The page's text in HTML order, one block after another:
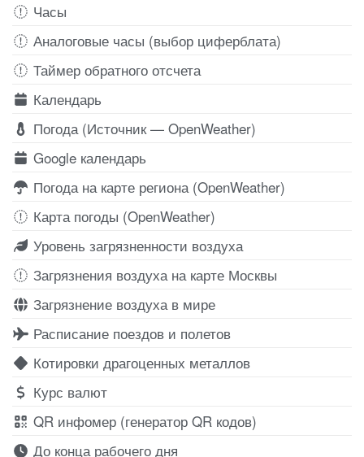
Часы
Аналоговые часы (выбор циферблата)
Таймер обратного отсчета
Календарь
Погода (Источник — OpenWeather)
Google календарь
Погода на карте региона (OpenWeather)
Карта погоды (OpenWeather)
Уровень загрязненности воздуха
Загрязнения воздуха на карте Москвы
Загрязнение воздуха в мире
Расписание поездов и полетов
Котировки драгоценных металлов
Курс валют
QR инфомер (генератор QR кодов)
До конца рабочего дня